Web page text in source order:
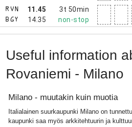
RVN
BGY
11.45
14.35
3t 50min
non-stop
Useful information
Rovaniemi - Milano
Milano - muutakin kuin muotia
Italialainen suurkaupunki Milano on
kaupunki saa myös arkkitehtuurin ja